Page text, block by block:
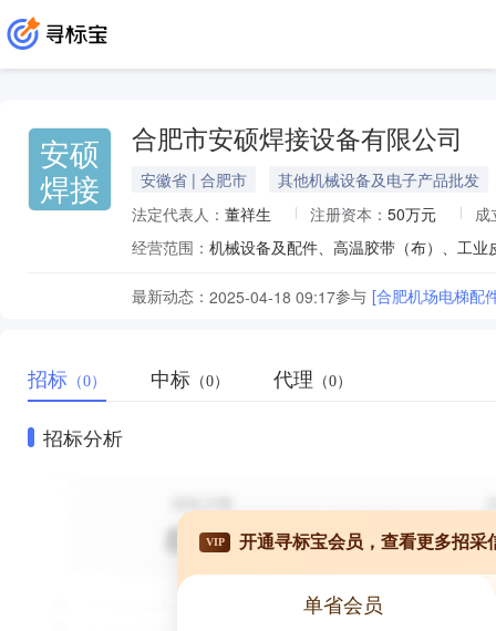
安硕
焊接
合肥市安硕焊接设备有限公司
安徽省 | 合肥市
其他机械设备及电子产品批发
法定代表人： 董祥生 注册资本： 50万元
成
经营范围：
最新动态： 2025-04-18 09:17参与 [合肥机场电梯配
招标 （0） 中标 （0） 代理 （0）
招标分析
VIP 开通寻标宝会员，查看更多招采
单省会员